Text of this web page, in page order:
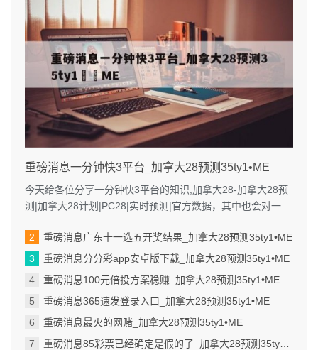
重磅消息一分钟快3平台_加拿大28预测35ty1 •ME
今天给各位分享一分钟快3平台的知识,加拿大28-加拿大28预
测|加拿大28计划|PC28|实时预测|官方数据，其中也会对一分
重磅消息广东十一选五开奖结果_加拿大28预测35ty1 •ME
重磅消息分分彩app安卓版下载_加拿大28预测35ty1 •ME
重磅消息100元倍投方案稳赚_加拿大28预测35ty1 •ME
重磅消息365速发登录入口_加拿大28预测35ty1 •ME
重磅消息最火的网赌_加拿大28预测35ty1 •ME
重磅消息85彩票已经确定是假的了_加拿大28预测35ty1 •ME